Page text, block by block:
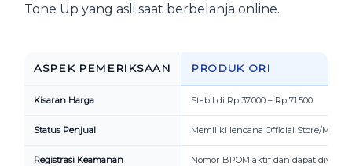
Tone Up yang asli saat berbelanja online.
ASPEK PEMERIKSAAN PRODUK ORI
Kisaran Harga Stabil di Rp 37.000 – Rp 71.500
Status Penjual Memiliki lencana Official Store/Mall
Registrasi Keamanan Nomor BPOM aktif dan dapat